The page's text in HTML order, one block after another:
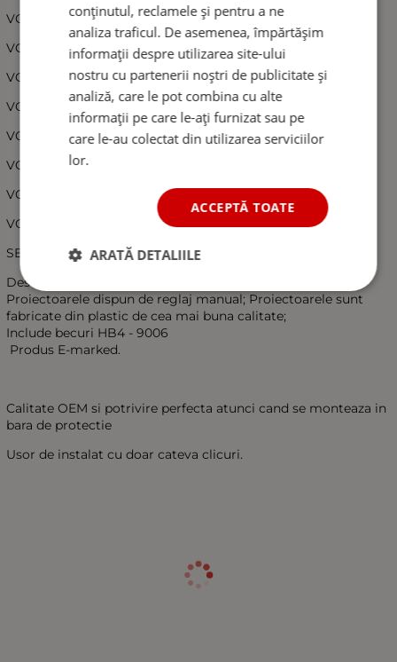
VOLKSWAGEN Caddy III (2K) 2004 - 2016
VOLKSWAGEN Eos (1F7) 2006 - 2015
VOLKSWAGEN Golf VI Cabriolet (517) 2011 - 2016
VOLKSWAGEN Jetta IV (162) 2010 - UP
VOLKSWAGEN Tiguan (5N) 2007 -2016
VOLKSWAGEN Touran (1T3) 2010 - 2016
VOLKSWAGEN Golf plus (5M1/521) 2005 - 2013
VOLKSWAGEN Golf VI (5K1/AJ5) 2008 - 2013
SEAT Alhambra (710) 2010 - 2016
Descriere:
Proiectoarele dispun de reglaj manual; Proiectoarele sunt
fabricate din plastic de cea mai buna calitate;
Include becuri HB4 - 9006
Produs E-marked.
Calitate OEM si potrivire perfecta atunci cand se monteaza in
bara de protectie
Usor de instalat cu doar cateva clicuri.
conținutul, reclamele și pentru a ne
analiza traficul. De asemenea, împărtășim
informații despre utilizarea site-ului
nostru cu partenerii noștri de publicitate și
analiză, care le pot combina cu alte
informații pe care le-ați furnizat sau pe
care le-au colectat din utilizarea serviciilor
lor.
ACCEPTĂ TOATE
ARATĂ DETALIILE